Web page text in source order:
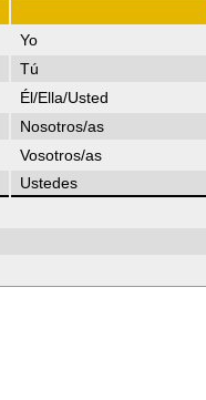
Yo
Tú
Él/Ella/Usted
Nosotros/as
Vosotros/as
Ustedes